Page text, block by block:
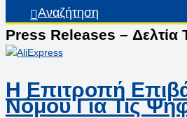
Αναζήτηση
Press Releases – Δελτία
Η Επιτροπή
Νόμου Για Τις